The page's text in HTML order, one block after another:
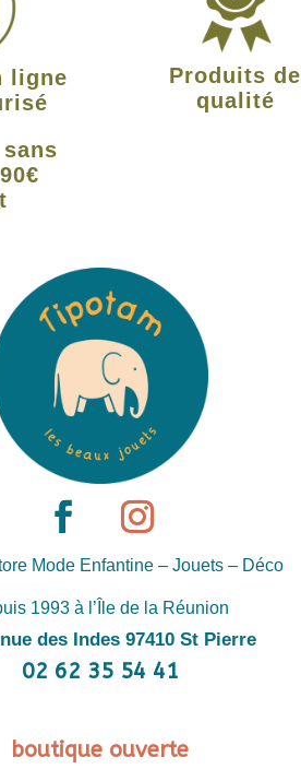
ligne
sans
Produits de
qualité
Mode Enfantine – Jouets – Déco
1993 à l’Île de la Réunion
des Indes 97410 St Pierre
02 62 35 54 41
boutique ouverte